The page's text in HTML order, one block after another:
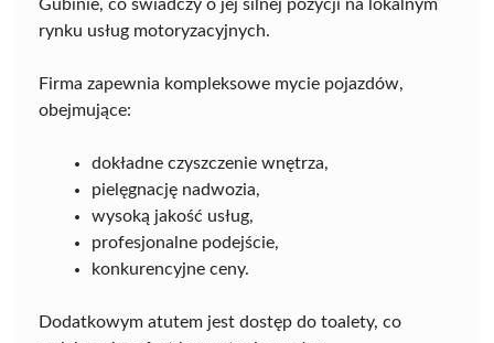
Gubinie, co świadczy o jej silnej pozycji na lokalnym
rynku usług motoryzacyjnych.
Firma zapewnia kompleksowe mycie pojazdów,
obejmujące:
dokładne czyszczenie wnętrza,
pielęgnację nadwozia,
wysoką jakość usług,
profesjonalne podejście,
konkurencyjne ceny.
Dodatkowym atutem jest dostęp do toalety, co